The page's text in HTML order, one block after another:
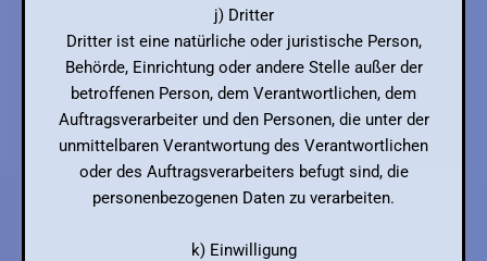
j) Dritter
Dritter ist eine natürliche oder juristische Person,
Behörde, Einrichtung oder andere Stelle außer der
betroffenen Person, dem Verantwortlichen, dem
Auftragsverarbeiter und den Personen, die unter der
unmittelbaren Verantwortung des Verantwortlichen
oder des Auftragsverarbeiters befugt sind, die
personenbezogenen Daten zu verarbeiten.
k) Einwilligung